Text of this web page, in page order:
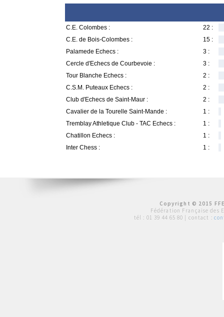
C.E. Colombes :
22 :
C.E. de Bois-Colombes :
15 :
Palamede Echecs :
3 :
Cercle d'Echecs de Courbevoie :
3 :
Tour Blanche Echecs :
2 :
C.S.M. Puteaux Echecs :
2 :
Club d'Echecs de Saint-Maur :
2 :
Cavalier de la Tourelle Saint-Mande :
1 :
Tremblay Athletique Club - TAC Echecs :
1 :
Chatillon Echecs :
1 :
Inter Chess :
1 :
Copyright © 2015
Fédération Française des
tél : 01 39 44 65 80 | contact :